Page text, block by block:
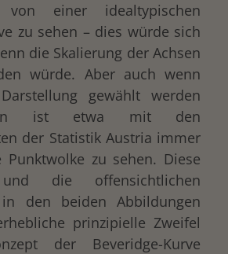
einer idealtypischen
zu sehen – dies würde sich
die Skalierung der Achsen
würde. Aber auch wenn
gewählt werden
ist etwa mit den
der Statistik Austria immer
zu sehen. Diese
die offensichtlichen
in den beiden Abbildungen
prinzipielle Zweifel
der Beveridge-Kurve